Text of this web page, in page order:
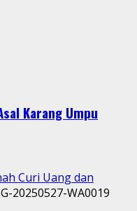
Karang Umpu
Curi Uang dan